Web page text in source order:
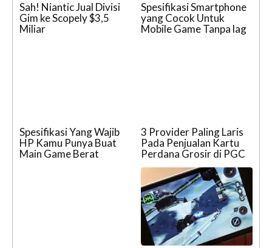
Sah! Niantic Jual Divisi
Gim ke Scopely $3,5
Miliar
Spesifikasi Smartphone
yang Cocok Untuk
Mobile Game Tanpa lag
Spesifikasi Yang Wajib
HP Kamu Punya Buat
Main Game Berat
3 Provider Paling Laris
Pada Penjualan Kartu
Perdana Grosir di PGC